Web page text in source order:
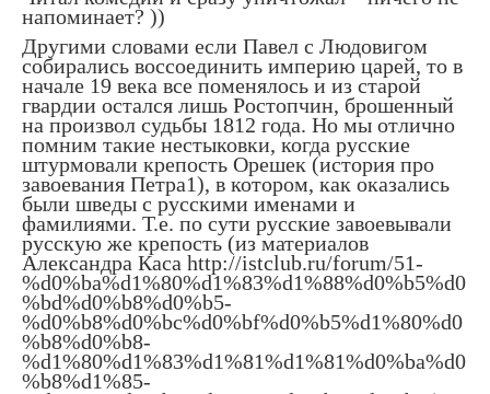
напоминает? ))
Другими словами если Павел с Людовигом
собирались воссоединить империю царей, то в
начале 19 века все поменялось и из старой
гвардии остался лишь Ростопчин, брошенный
на произвол судьбы 1812 года. Но мы отлично
помним такие нестыковки, когда русские
штурмовали крепость Орешек (история про
завоевания Петра1), в котором, как оказались
были шведы с русскими именами и
фамилиями. Т.е. по сути русские завоевывали
русскую же крепость (из материалов
Александра Каса http://istclub.ru/forum/51-
%d0%ba%d1%80%d1%83%d1%88%d0%b5%d0
%bd%d0%b8%d0%b5-
%d0%b8%d0%bc%d0%bf%d0%b5%d1%80%d0
%b8%d0%b8-
%d1%80%d1%83%d1%81%d1%81%d0%ba%d0
%b8%d1%85-